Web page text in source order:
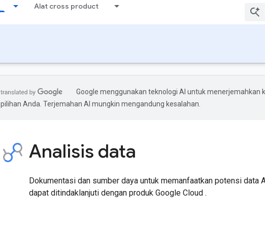
Alat cross product
Google menggunakan teknologi AI untuk menerjemahkan
pilihan Anda. Terjemahan AI mungkin mengandung kesalahan.
Analisis data
Dokumentasi dan sumber daya untuk memanfaatkan potensi data
dapat ditindaklanjuti dengan produk Google Cloud .